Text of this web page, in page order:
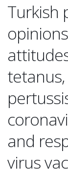
Turkish
and
virus